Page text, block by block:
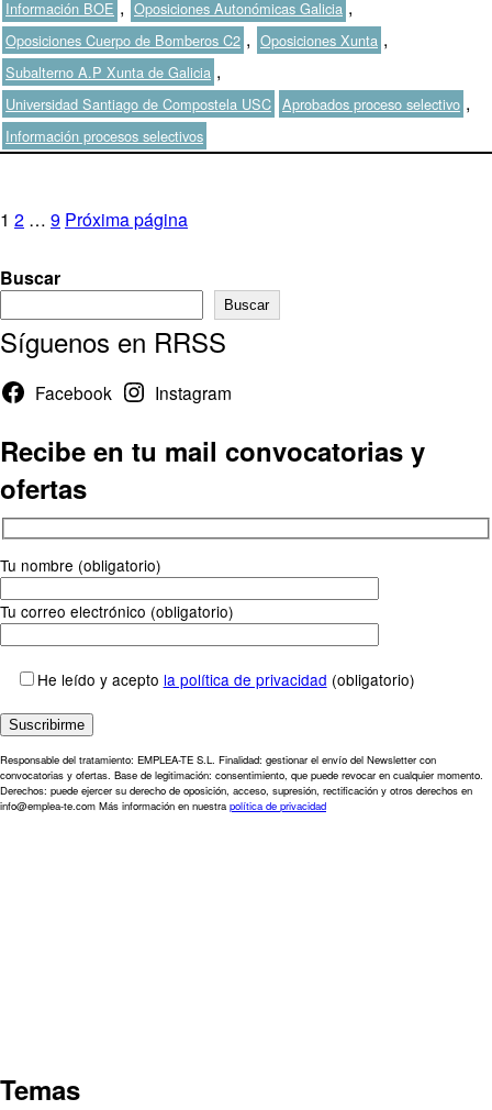
Información BOE , Oposiciones Autonómicas Galicia ,
Oposiciones Cuerpo de Bomberos C2 , Oposiciones Xunta ,
Subalterno A.P Xunta de Galicia ,
Universidad Santiago de Compostela USC Etiquetas
Aprobados proceso selectivo ,
Información procesos selectivos
Paginación
de
entradas
Página
1 Página
2 … Página
9 Próxima página
Buscar
Buscar
Síguenos en RRSS
Facebook Instagram
Recibe en tu mail convocatorias y
ofertas
Tu nombre (obligatorio)
Tu correo electrónico (obligatorio)
He leído y acepto la política de privacidad (obligatorio)
Responsable del tratamiento: EMPLEA-TE S.L. Finalidad: gestionar el envío del Newsletter con
convocatorias y ofertas. Base de legitimación: consentimiento, que puede revocar en cualquier momento.
Derechos: puede ejercer su derecho de oposición, acceso, supresión, rectificación y otros derechos en
info@emplea-te.com Más información en nuestra política de privacidad
Temas